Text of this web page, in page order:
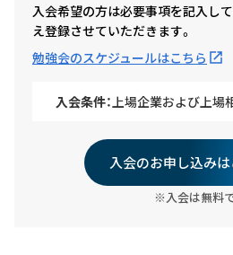
入会希望の方は必要事項を記入し
え登録させていただきます。
勉強会のスケジュールはこちら
入会条件： 上場企業および上場
入会のお申し込みは
※入会は無料